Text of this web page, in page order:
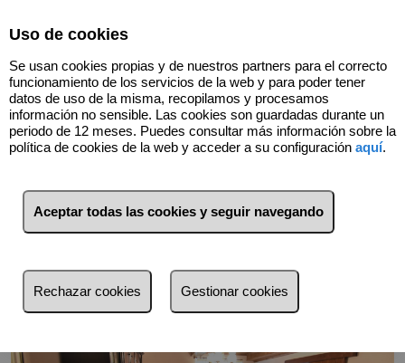
Volver
Uso de cookies
Se usan cookies propias y de nuestros partners para el correcto
funcionamiento de los servicios de la web y para poder tener
datos de uso de la misma, recopilamos y procesamos
información no sensible. Las cookies son guardadas durante un
periodo de 12 meses. Puedes consultar más información sobre la
política de cookies de la web y acceder a su configuración aquí.
Aceptar todas las cookies y seguir navegando
Rechazar cookies Gestionar cookies